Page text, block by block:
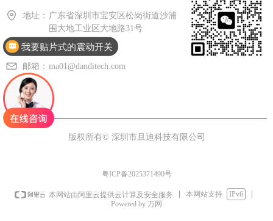
版权所有© 深圳市旦迪科技有限公司
地址： 广东省深圳市宝安区松岗街道沙浦
围大地工业区大地路31号
手机： 130-4342-5167
邮箱： ma01@danditech.com
粤ICP备2025371490号
本网站由阿里云提供云计算及安全服务 本网站支持
IPv6
Powered by 万网
我要贴片式的震动开关